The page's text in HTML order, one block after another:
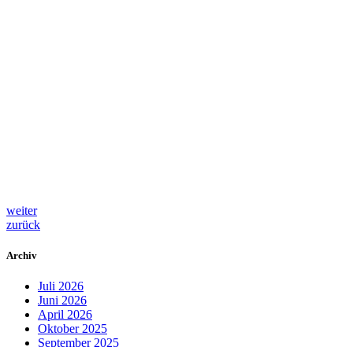
weiter
zurück
Archiv
Juli 2026
Juni 2026
April 2026
Oktober 2025
September 2025